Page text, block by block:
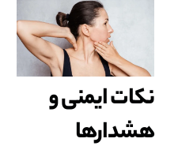
نکات ایمنی و
هشدارها